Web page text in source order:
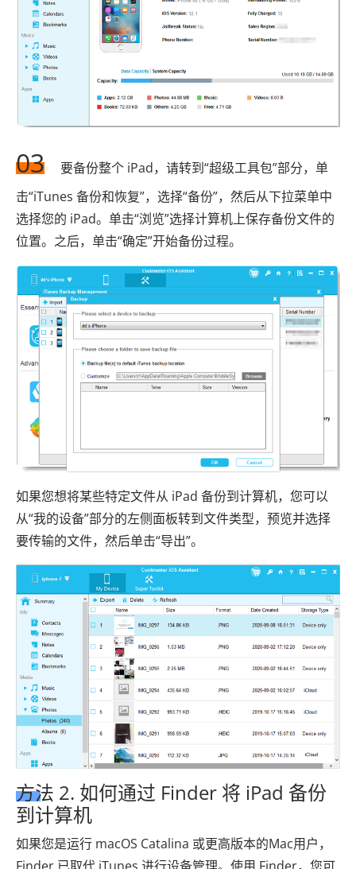
03
要备份整个 iPad，请转到“超级工具包”部分，单
击“iTunes 备份和恢复”，选择“备份”，然后从下拉菜单中
选择您的 iPad。单击“浏览”选择计算机上保存备份文件的
位置。之后，单击“确定”开始备份过程。
如果您想将某些特定文件从 iPad 备份到计算机，您可以
从“我的设备”部分的左侧面板转到文件类型，预览并选择
要传输的文件，然后单击“导出”。
方法 2. 如何通过 Finder 将 iPad 备份
到计算机
如果您是运行 macOS Catalina 或更高版本的Mac用户，